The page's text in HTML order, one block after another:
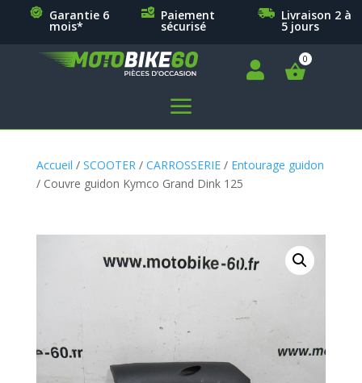
Garantie 6
mois*
Paiement
sécurisé
Livraison 2 à
5 jours

a
Accueil / SCOOTER / CARROSSERIE/ Entourage guidon
/ Couvre guidon Kymco Grand Dink 125